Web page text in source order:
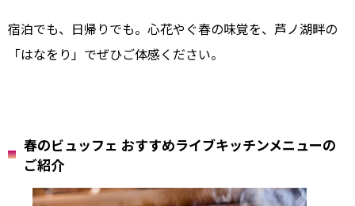
宿泊でも、日帰りでも。心花やぐ春の味覚を、芦ノ湖畔の
「はなをり」でぜひご体感ください。
春のビュッフェ おすすめライブキッチンメニューの
ご紹介